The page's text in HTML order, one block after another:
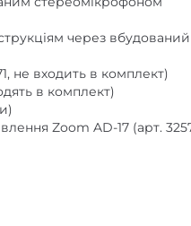
через вбудований
не входить в комплект)
в комплект)
Zoom AD-17 (арт.